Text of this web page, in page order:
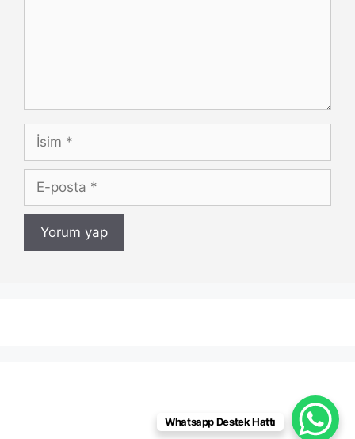
İsim
posta
Whatsapp Destek Hattı